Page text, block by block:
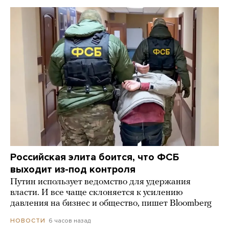
Российская элита боится, что ФСБ
выходит из-под контроля
Путин использует ведомство для удержания
власти. И все чаще склоняется к усилению
давления на бизнес и общество, пишет Bloomberg
НОВОСТИ 6 часов назад